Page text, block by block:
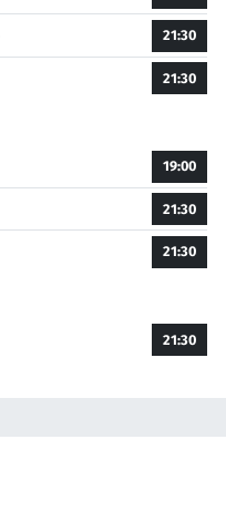
21:30
21:30
19:00
21:30
21:30
21:30